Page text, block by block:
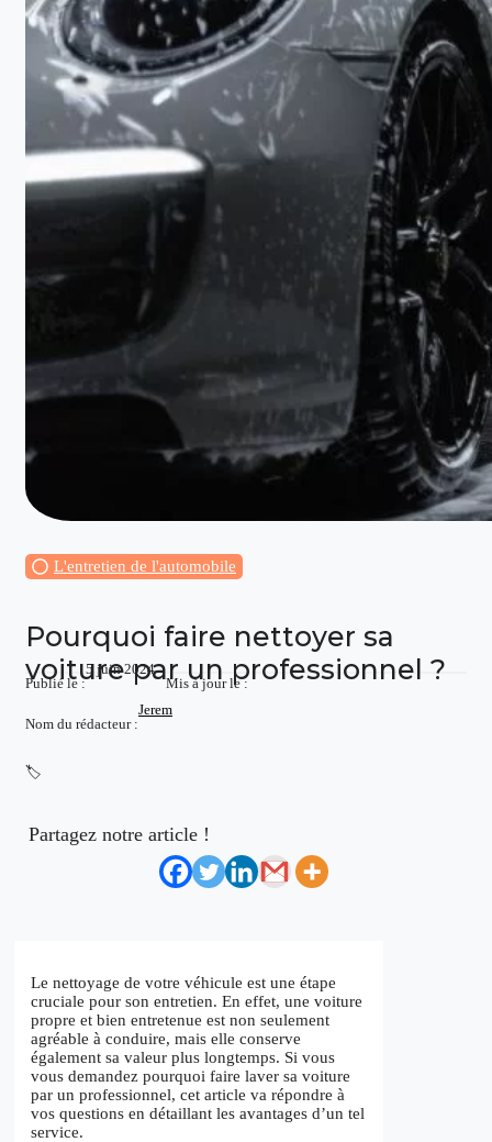
L'entretien de l'automobile
Pourquoi faire nettoyer sa
voiture par un professionnel ?
Publié le :
5 juin 2024
Mis à jour le :
Nom du rédacteur :
Jerem
🏷️
Partagez notre article !
Le nettoyage de votre véhicule est une étape
cruciale pour son entretien. En effet, une voiture
propre et bien entretenue est non seulement
agréable à conduire, mais elle conserve
également sa valeur plus longtemps. Si vous
vous demandez pourquoi faire laver sa voiture
par un professionnel, cet article va répondre à
vos questions en détaillant les avantages d’un tel
service.